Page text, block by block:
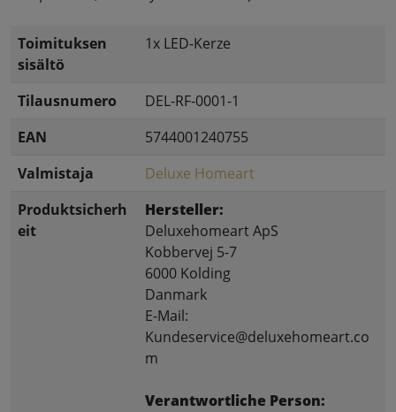
Toimituksen
sisältö
1x LED-Kerze
Tilausnumero
DEL-RF-0001-1
EAN
5744001240755
Valmistaja
Deluxe Homeart
Produktsicherh
eit
Hersteller:
Deluxehomeart ApS
Kobbervej 5-7
6000 Kolding
Danmark
E-Mail:
Kundeservice@deluxehomeart.co
m
Verantwortliche Person: